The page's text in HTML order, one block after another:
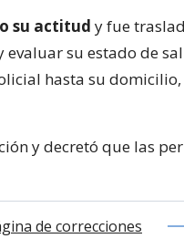
su actitud y fue
su estado de
hasta su
y decretó que las
de correcciones